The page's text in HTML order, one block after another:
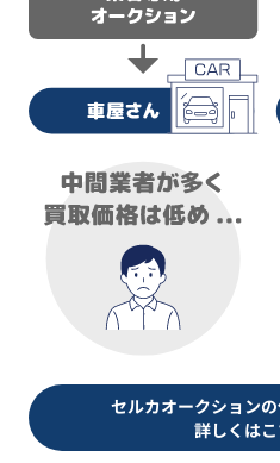
セルカオークション
詳しくは